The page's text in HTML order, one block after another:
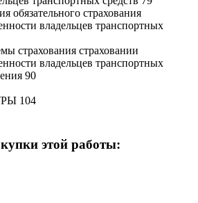
обязательного страхования
владельцев транспортных
страхования страховании
владельцев транспортных
90
104
этой работы: